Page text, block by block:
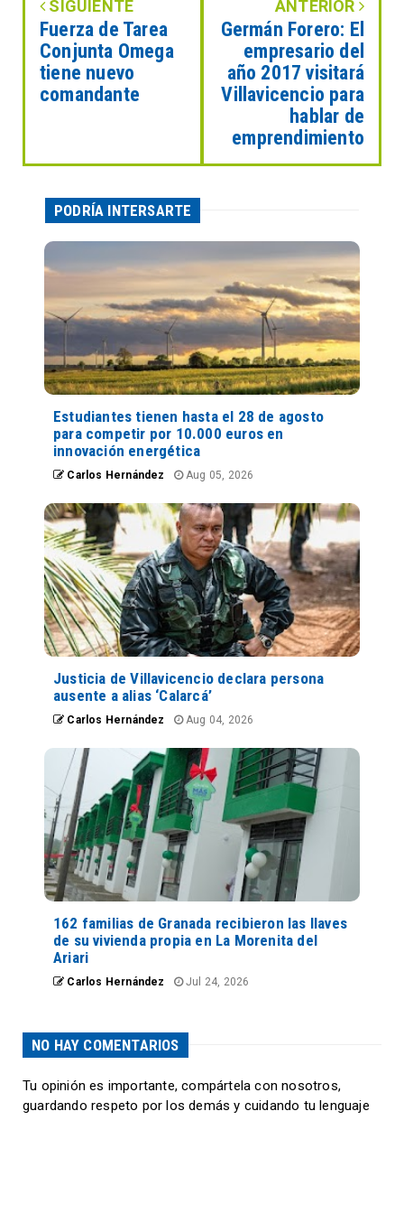
SIGUIENTE
Fuerza de Tarea
Conjunta Omega
tiene nuevo
comandante
ANTERIOR
Germán Forero: El
empresario del
año 2017 visitará
Villavicencio para
hablar de
emprendimiento
PODRÍA INTERSARTE
Estudiantes tienen hasta el 28 de agosto
para competir por 10.000 euros en
innovación energética
Carlos Hernández Aug 05, 2026
Justicia de Villavicencio declara persona
ausente a alias ‘Calarcá’
Carlos Hernández Aug 04, 2026
162 familias de Granada recibieron las llaves
de su vivienda propia en La Morenita del
Ariari
Carlos Hernández Jul 24, 2026
NO HAY COMENTARIOS
Tu opinión es importante, compártela con nosotros,
guardando respeto por los demás y cuidando tu lenguaje